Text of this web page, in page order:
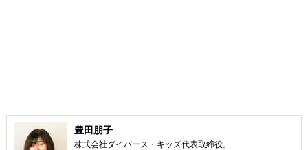
豊田朋子
株式会社ダイバース・キッズ代表取締役。